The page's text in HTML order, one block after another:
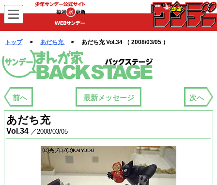
WEBサンデー
トップ> あだち充 > あだち充 Vol.34 （ 2008/03/05 ）
まんが家バックステージ
前へ 最新メッセージ 次へ
あだち充
Vol.34 ／2008/03/05